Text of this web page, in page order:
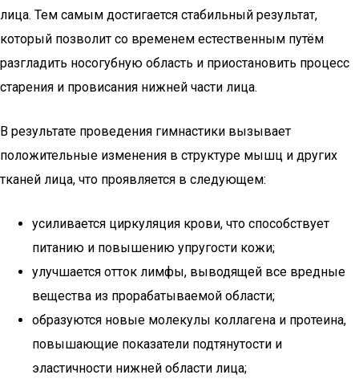
лица. Тем самым достигается стабильный результат,
который позволит со временем естественным путём
разгладить носогубную область и приостановить процесс
старения и провисания нижней части лица.
В результате проведения гимнастики вызывает
положительные изменения в структуре мышц и других
тканей лица, что проявляется в следующем:
усиливается циркуляция крови, что способствует
питанию и повышению упругости кожи;
улучшается отток лимфы, выводящей все вредные
вещества из прорабатываемой области;
образуются новые молекулы коллагена и протеина,
повышающие показатели подтянутости и
эластичности нижней области лица;